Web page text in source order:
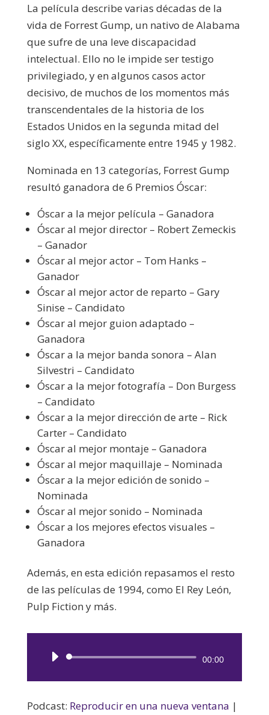
La película describe varias décadas de la
vida de Forrest Gump, un nativo de Alabama
que sufre de una leve discapacidad
intelectual. Ello no le impide ser testigo
privilegiado, y en algunos casos actor
decisivo, de muchos de los momentos más
transcendentales de la historia de los
Estados Unidos en la segunda mitad del
siglo XX, específicamente entre 1945 y 1982.
Nominada en 13 categorías, Forrest Gump
resultó ganadora de 6 Premios Óscar:
Óscar a la mejor película – Ganadora
Óscar al mejor director – Robert Zemeckis
– Ganador
Óscar al mejor actor – Tom Hanks –
Ganador
Óscar al mejor actor de reparto – Gary
Sinise – Candidato
Óscar al mejor guion adaptado –
Ganadora
Óscar a la mejor banda sonora – Alan
Silvestri – Candidato
Óscar a la mejor fotografía – Don Burgess
– Candidato
Óscar a la mejor dirección de arte – Rick
Carter – Candidato
Óscar al mejor montaje – Ganadora
Óscar al mejor maquillaje – Nominada
Óscar a la mejor edición de sonido –
Nominada
Óscar al mejor sonido – Nominada
Óscar a los mejores efectos visuales –
Ganadora
Además, en esta edición repasamos el resto
de las películas de 1994, como El Rey León,
Pulp Fiction y más.
Reproductor
00:00
Podcast: Reproducir en una nueva ventana |